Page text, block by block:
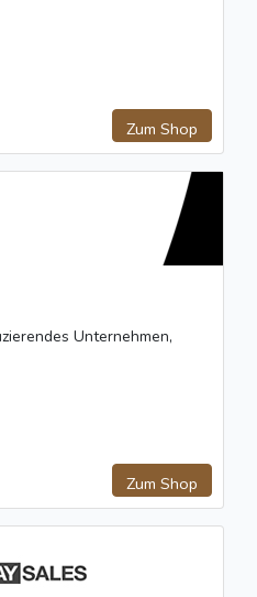
Zum Shop
Unternehmen,
Zum Shop